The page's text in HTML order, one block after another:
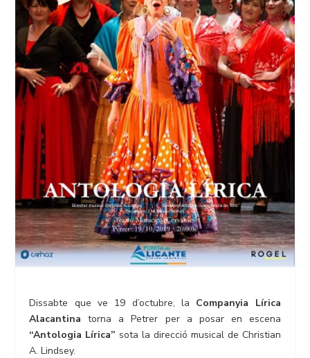
Dissabte que ve 19 d’octubre, la Companyia Lírica
Alacantina torna a Petrer per a posar en escena
“Antologia Lírica” sota la direcció musical de Christian
A. Lindsey.